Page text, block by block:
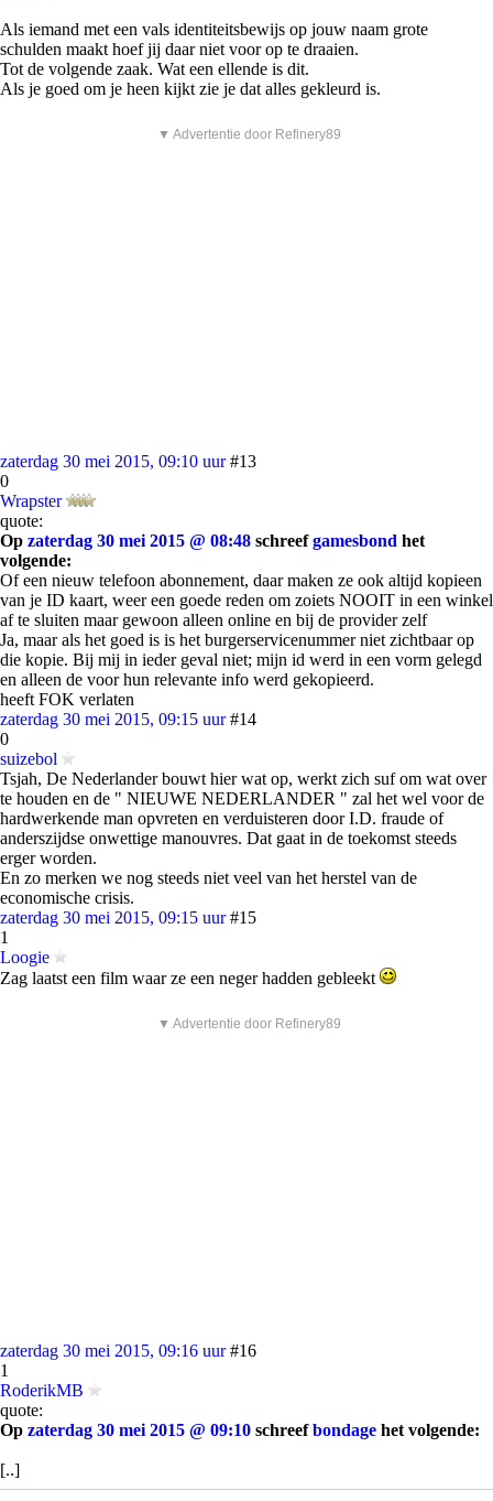
Als iemand met een vals identiteitsbewijs op jouw naam grote
schulden maakt hoef jij daar niet voor op te draaien.
Tot de volgende zaak. Wat een ellende is dit.
Als je goed om je heen kijkt zie je dat alles gekleurd is.
▼ Advertentie door Refinery89
zaterdag 30 mei 2015, 09:10 uur #13
0
Wrapster
quote:
Op zaterdag 30 mei 2015 @ 08:48 schreefgamesbond het
volgende:
Of een nieuw telefoon abonnement, daar maken ze ook altijd kopieen
van je ID kaart, weer een goede reden om zoiets NOOIT in een winkel
af te sluiten maar gewoon alleen online en bij de provider zelf
Ja, maar als het goed is is het burgerservicenummer niet zichtbaar op
die kopie. Bij mij in ieder geval niet; mijn id werd in een vorm gelegd
en alleen de voor hun relevante info werd gekopieerd.
heeft FOK verlaten
zaterdag 30 mei 2015, 09:15 uur #14
0
suizebol
Tsjah, De Nederlander bouwt hier wat op, werkt zich suf om wat over
te houden en de " NIEUWE NEDERLANDER " zal het wel voor de
hardwerkende man opvreten en verduisteren door I.D. fraude of
anderszijdse onwettige manouvres. Dat gaat in de toekomst steeds
erger worden.
En zo merken we nog steeds niet veel van het herstel van de
economische crisis.
zaterdag 30 mei 2015, 09:15 uur #15
1
Loogie
Zag laatst een film waar ze een neger hadden gebleekt
▼ Advertentie door Refinery89
zaterdag 30 mei 2015, 09:16 uur #16
1
RoderikMB
quote:
Op zaterdag 30 mei 2015 @ 09:10 schreefbondage het volgende:
[..]